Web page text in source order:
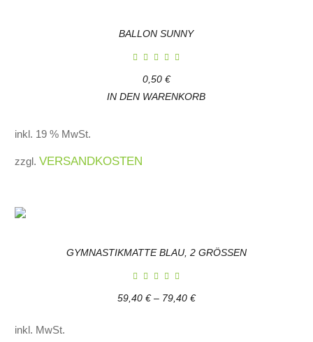
BALLON SUNNY
0,50 €
IN DEN WARENKORB
inkl. 19 % MwSt.
zzgl.VERSANDKOSTEN
GYMNASTIKMATTE BLAU, 2 GRÖSSEN
59,40 €– 79,40 €
inkl. MwSt.